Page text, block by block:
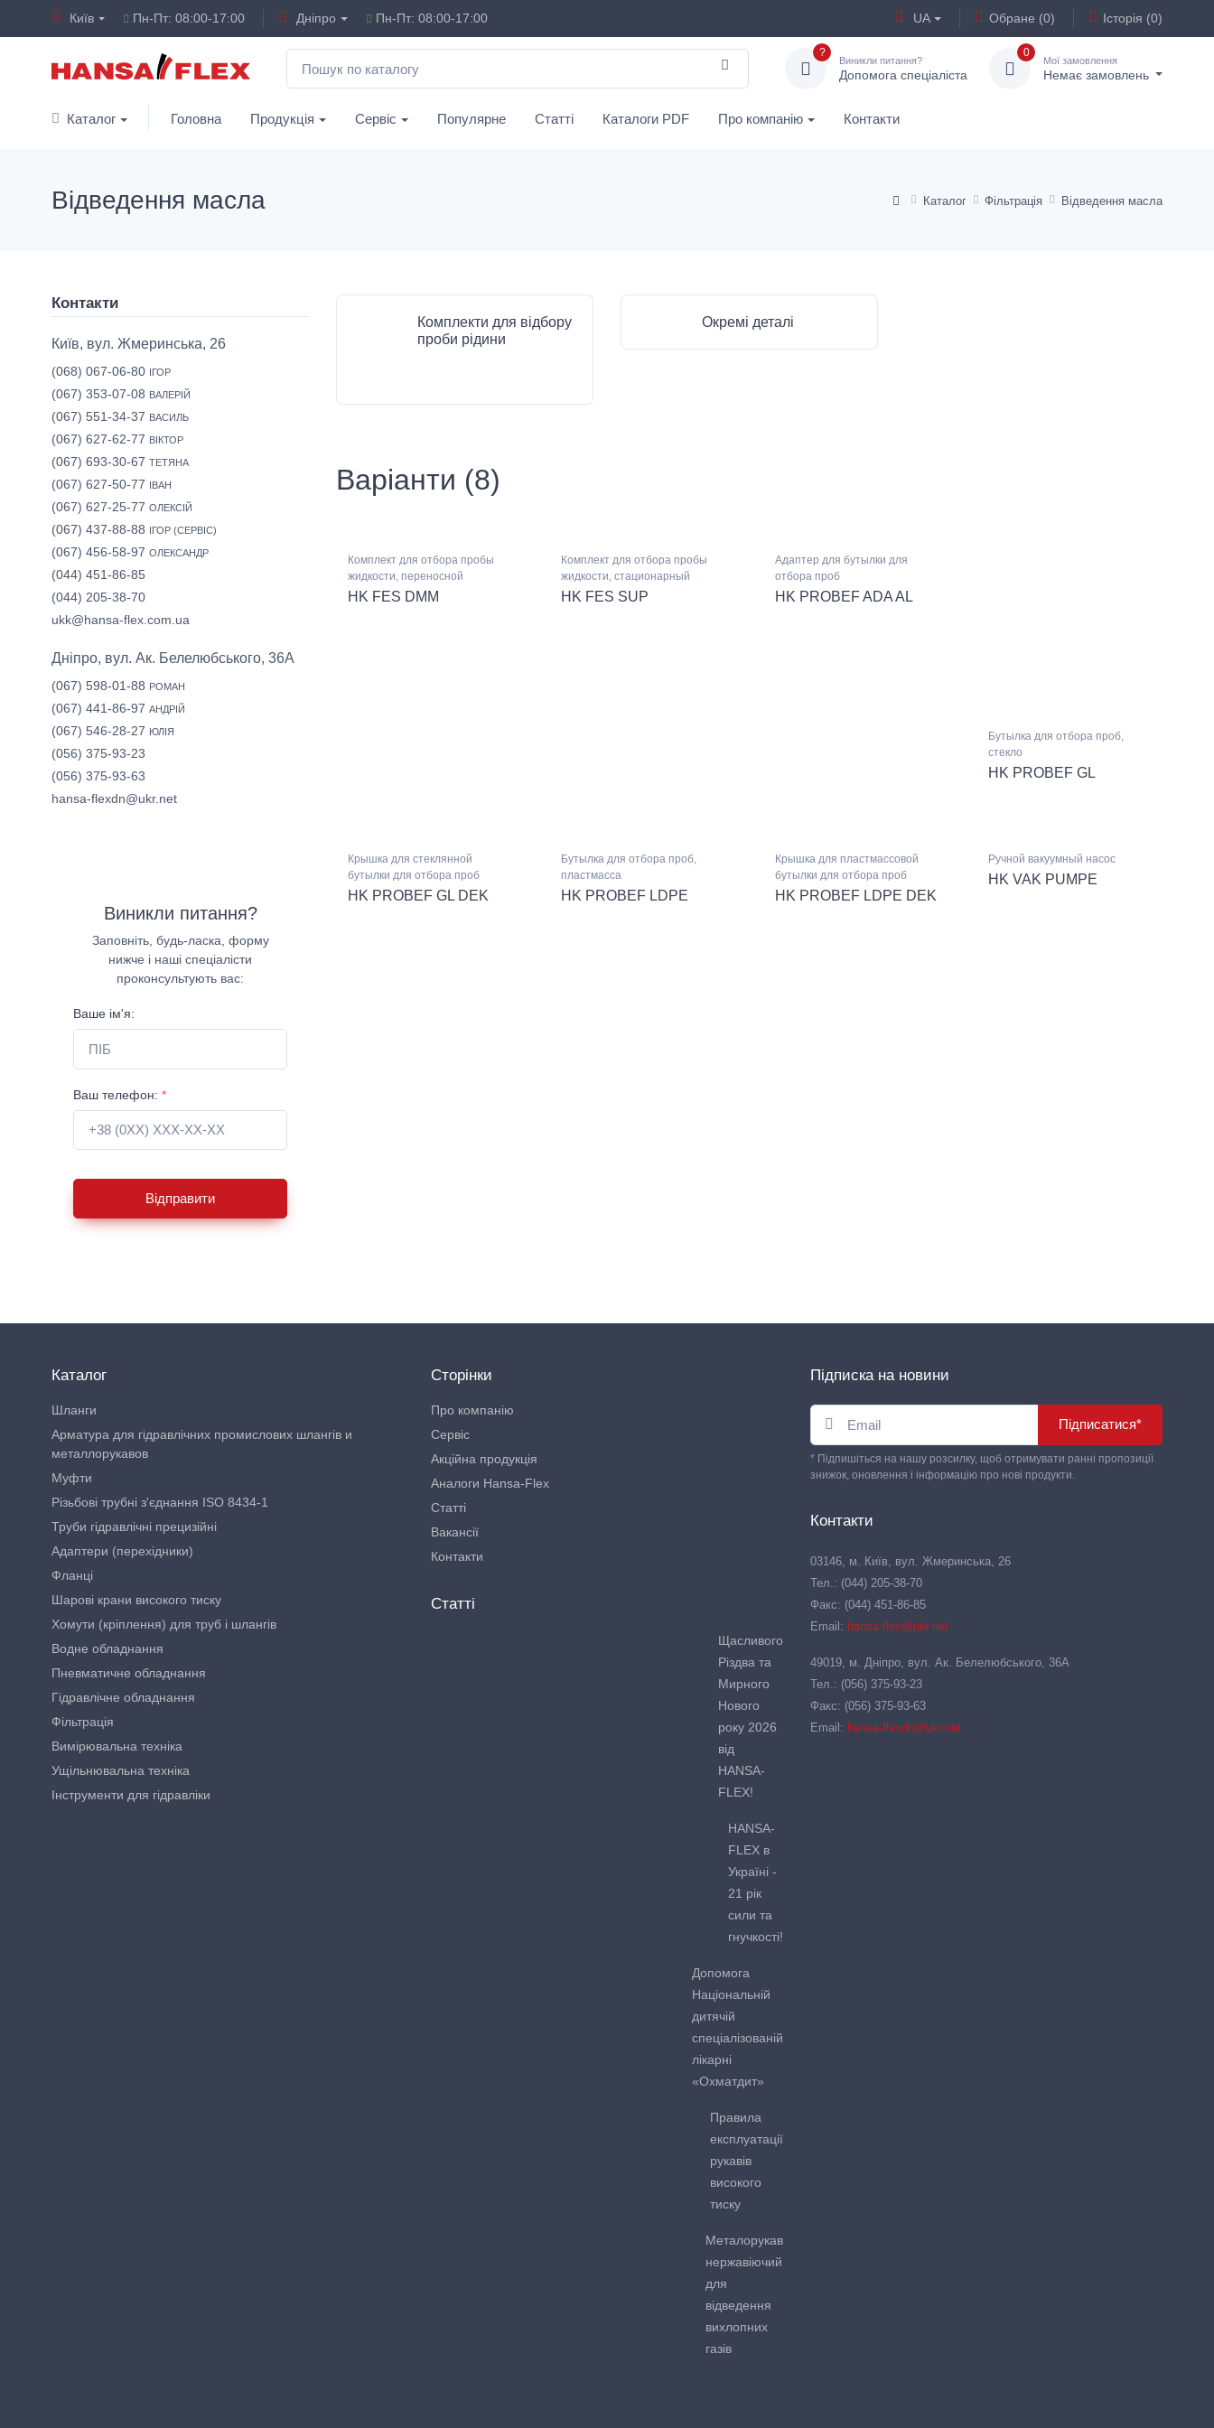
Київ Пн-Пт: 08:00-17:00 Дніпро Пн-Пт: 08:00-17:00 UA Обране (0) Історія (0)
?
Виникли питання?
Допомога спеціаліста
0
Мої замовлення
Немає замовлень
Каталог Головна Продукція Сервіс Популярне Статті Каталоги PDF Про компанію Контакти
Каталог Фільтрація Відведення масла
Відведення масла
Комплекти для відбору
проби рідини
Окремі деталі
Варіанти (8)
Комплект для отбора пробы
жидкости, переносной
HK FES DMM
Комплект для отбора пробы
жидкости, стационарный
HK FES SUP
Адаптер для бутылки для
отбора проб
HK PROBEF ADA AL
Бутылка для отбора проб,
стекло
HK PROBEF GL
Крышка для стеклянной
бутылки для отбора проб
HK PROBEF GL DEK
Бутылка для отбора проб,
пластмасса
HK PROBEF LDPE
Крышка для пластмассовой
бутылки для отбора проб
HK PROBEF LDPE DEK
Ручной вакуумный насос
HK VAK PUMPE
Контакти
Київ, вул. Жмеринська, 26
(068) 067-06-80 ІГОР
(067) 353-07-08 ВАЛЕРІЙ
(067) 551-34-37 ВАСИЛЬ
(067) 627-62-77 ВІКТОР
(067) 693-30-67 ТЕТЯНА
(067) 627-50-77 ІВАН
(067) 627-25-77 ОЛЕКСІЙ
(067) 437-88-88 ІГОР (СЕРВІС)
(067) 456-58-97 ОЛЕКСАНДР
(044) 451-86-85
(044) 205-38-70
ukk@hansa-flex.com.ua
Дніпро, вул. Ак. Белелюбського, 36А
(067) 598-01-88 РОМАН
(067) 441-86-97 АНДРІЙ
(067) 546-28-27 ЮЛІЯ
(056) 375-93-23
(056) 375-93-63
hansa-flexdn@ukr.net
Виникли питання?
Заповніть, будь-ласка, форму
нижче і наші спеціалісти
проконсультують вас:
Ваше ім'я:
Ваш телефон: *
Відправити
Каталог
Шланги
Арматура для гідравлічних промислових шлангів и
металлорукавов
Муфти
Різьбові трубні з'єднання ISO 8434-1
Труби гідравлічні прецизійні
Адаптери (перехідники)
Фланці
Шарові крани високого тиску
Хомути (кріплення) для труб і шлангів
Водне обладнання
Пневматичне обладнання
Гідравлічне обладнання
Фільтрація
Вимірювальна техніка
Ущільнювальна техніка
Інструменти для гідравліки
Сторінки
Про компанію
Сервіс
Акційна продукція
Аналоги Hansa-Flex
Статті
Вакансії
Контакти
Статті
Щасливого
Різдва та
Мирного
Нового
року 2026
від
HANSA-
FLEX!
HANSA-
FLEX в
Україні -
21 рік
сили та
гнучкості!
Допомога
Національній
дитячій
спеціалізованій
лікарні
«Охматдит»
Правила
експлуатації
рукавів
високого
тиску
Металорукав
нержавіючий
для
відведення
вихлопних
газів
Підписка на новини
Підписатися*
* Підпишіться на нашу розсилку, щоб отримувати ранні пропозиції
знижок, оновлення і інформацію про нові продукти.
Контакти
03146, м. Київ, вул. Жмеринська, 26
Тел.: (044) 205-38-70
Факс: (044) 451-86-85
Email: hansa-flex@ukr.net
49019, м. Дніпро, вул. Ак. Белелюбського, 36А
Тел.: (056) 375-93-23
Факс: (056) 375-93-63
Email: hansa-flexdn@ukr.net